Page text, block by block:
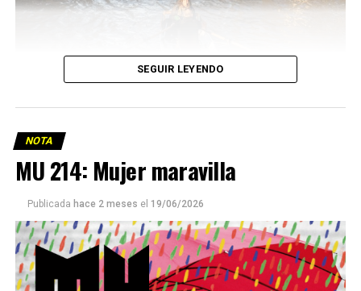
Este número 215 de MU ☝️viene con doble tapa, que
podría ser una frase:
Sin chamuyo, a remarla.
SEGUIR LEYENDO
NOTA
MU 214: Mujer maravilla
Publicada hace 2 meses el 19/06/2026